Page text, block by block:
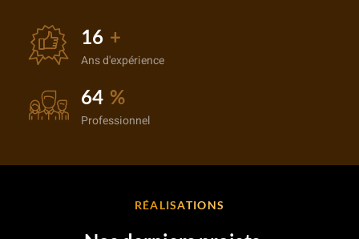
25 +
Ans d'expérience
100 %
Professionnel
RÉALISATIONS